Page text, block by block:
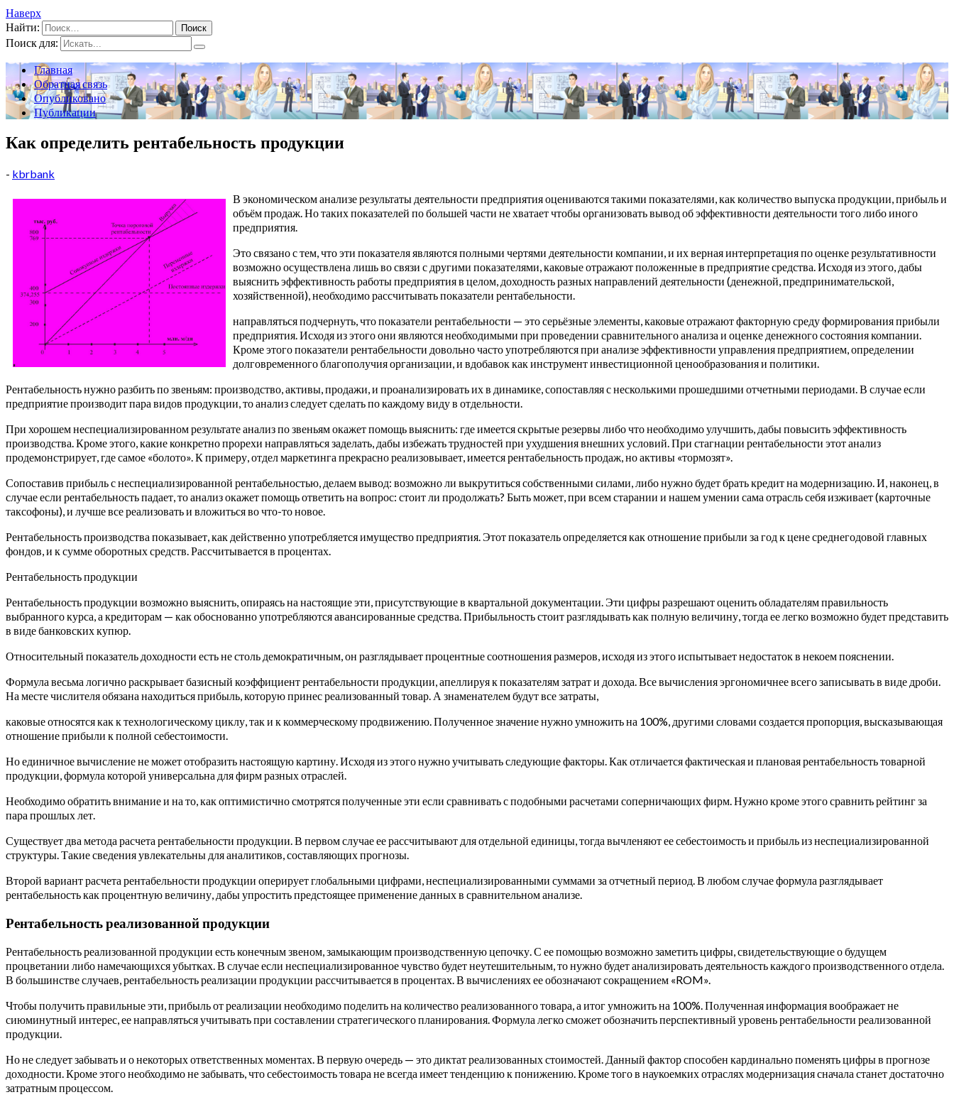
Наверх
Найти:
Поиск для:
Главная
Обратная связь
Опубликовано
Публикации
Как определить рентабельность продукции
- kbrbank
В экономическом анализе результаты деятельности предприятия оцениваются такими показателями, как количество выпуска продукции, прибыль и
объём продаж. Но таких показателей по большей части не хватает чтобы организовать вывод об эффективности деятельности того либо иного
предприятия.
Это связано с тем, что эти показателя являются полными чертями деятельности компании, и их верная интерпретация по оценке результативности
возможно осуществлена лишь во связи с другими показателями, каковые отражают положенные в предприятие средства. Исходя из этого, дабы
выяснить эффективность работы предприятия в целом, доходность разных направлений деятельности (денежной, предпринимательской,
хозяйственной), необходимо рассчитывать показатели рентабельности.
направляться подчернуть, что показатели рентабельности — это серьёзные элементы, каковые отражают факторную среду формирования прибыли
предприятия. Исходя из этого они являются необходимыми при проведении сравнительного анализа и оценке денежного состояния компании.
Кроме этого показатели рентабельности довольно часто употребляются при анализе эффективности управления предприятием, определении
долговременного благополучия организации, и вдобавок как инструмент инвестиционной ценообразования и политики.
Рентабельность нужно разбить по звеньям: производство, активы, продажи, и проанализировать их в динамике, сопоставляя с несколькими прошедшими отчетными периодами.В случае если
предприятие производит пара видов продукции, то анализ следует сделать по каждому виду в отдельности.
При хорошем неспециализированном результате анализ по звеньям окажет помощь выяснить: где имеется скрытые резервы либо что необходимо улучшить, дабы повысить эффективность
производства. Кроме этого, какие конкретно прорехи направляться заделать, дабы избежать трудностей при ухудшения внешних условий. При стагнации рентабельности этот анализ
продемонстрирует, где самое «болото». К примеру, отдел маркетинга прекрасно реализовывает, имеется рентабельность продаж, но активы «тормозят».
Сопоставив прибыль с неспециализированной рентабельностью, делаем вывод: возможно ли выкрутиться собственными силами, либо нужно будет брать кредит на модернизацию. И, наконец, в
случае если рентабельность падает, то анализ окажет помощь ответить на вопрос: стоит ли продолжать? Быть может, при всем старании и нашем умении сама отрасль себя изживает (карточные
таксофоны), и лучше все реализовать и вложиться во что-то новое.
Рентабельность производства показывает, как действенно употребляется имущество предприятия. Этот показатель определяется как отношение прибыли за год к цене среднегодовой главных
фондов, и к сумме оборотных средств. Рассчитывается в процентах.
Рентабельность продукции
Рентабельность продукции возможно выяснить, опираясь на настоящие эти, присутствующие в квартальной документации. Эти цифры разрешают оценить обладателям правильность
выбранного курса, а кредиторам — как обоснованно употребляются авансированные средства. Прибыльность стоит разглядывать как полную величину, тогда ее легко возможно будет представить
в виде банковских купюр.
Относительный показатель доходности есть не столь демократичным, он разглядывает процентные соотношения размеров, исходя из этого испытывает недостаток в некоем пояснении.
Формула весьма логично раскрывает базисный коэффициент рентабельности продукции, апеллируя к показателям затрат и дохода. Все вычисления эргономичнее всего записывать в виде дроби.
На месте числителя обязана находиться прибыль, которую принес реализованный товар. А знаменателем будут все затраты,
каковые относятся как к технологическому циклу, так и к коммерческому продвижению. Полученное значение нужно умножить на 100%, другими словами создается пропорция, высказывающая
отношение прибыли к полной себестоимости.
Но единичное вычисление не может отобразить настоящую картину. Исходя из этого нужно учитывать следующие факторы. Как отличается фактическая и плановая рентабельность товарной
продукции, формула которой универсальна для фирм разных отраслей.
Необходимо обратить внимание и на то, как оптимистично смотрятся полученные эти если сравнивать с подобными расчетами соперничающих фирм. Нужно кроме этого сравнить рейтинг за
пара прошлых лет.
Существует два метода расчета рентабельности продукции. В первом случае ее рассчитывают для отдельной единицы, тогда вычленяют ее себестоимость и прибыль из неспециализированной
структуры. Такие сведения увлекательны для аналитиков, составляющих прогнозы.
Второй вариант расчета рентабельности продукции оперирует глобальными цифрами, неспециализированными суммами за отчетный период. В любом случае формула разглядывает
рентабельность как процентную величину, дабы упростить предстоящее применение данных в сравнительном анализе.
Рентабельность реализованной продукции
Рентабельность реализованной продукции есть конечным звеном, замыкающим производственную цепочку. С ее помощью возможно заметить цифры, свидетельствующие о будущем
процветании либо намечающихся убытках. В случае если неспециализированное чувство будет неутешительным, то нужно будет анализировать деятельность каждого производственного отдела.
В большинстве случаев, рентабельность реализации продукции рассчитывается в процентах. В вычислениях ее обозначают сокращением «ROM».
Чтобы получить правильные эти, прибыль от реализации необходимо поделить на количество реализованного товара, а итог умножить на 100%. Полученная информация воображает не
сиюминутный интерес, ее направляться учитывать при составлении стратегического планирования. Формула легко сможет обозначить перспективный уровень рентабельности реализованной
продукции.
Но не следует забывать и о некоторых ответственных моментах. В первую очередь — это диктат реализованных стоимостей. Данный фактор способен кардинально поменять цифры в прогнозе
доходности. Кроме этого необходимо не забывать, что себестоимость товара не всегда имеет тенденцию к понижению. Кроме того в наукоемких отраслях модернизация сначала станет достаточно
затратным процессом.